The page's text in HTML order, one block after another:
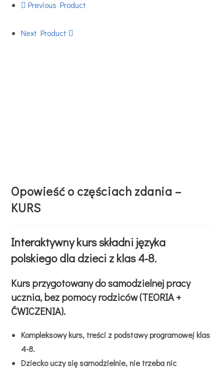
Previous Product
Next Product
Opowieść o częściach zdania –
KURS
Interaktywny kurs składni języka
polskiego dla dzieci z klas 4-8.
Kurs przygotowany do samodzielnej pracy
ucznia, bez pomocy rodziców (TEORIA +
ĆWICZENIA).
Kompleksowy kurs, treści z podstawy programowej klas
4-8.
Dziecko uczy się samodzielnie, nie trzeba nic